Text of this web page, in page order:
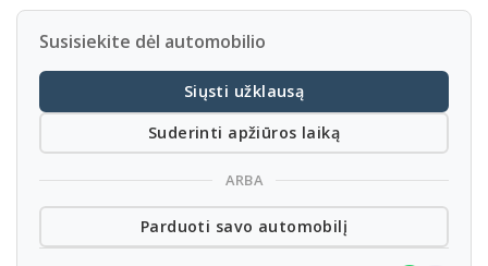
Susisiekite dėl automobilio
Siųsti užklausą
Suderinti apžiūros laiką
ARBA
Parduoti savo automobilį